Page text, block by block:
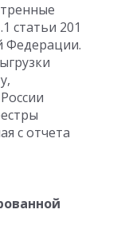
статьи 201
Федерации.
с отчета